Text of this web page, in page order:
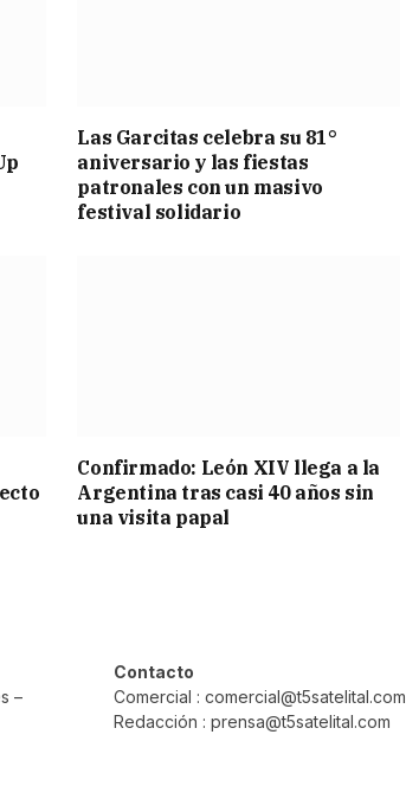
Las Garcitas celebra su 81°
aniversario y las fiestas
patronales con un masivo
festival solidario
Confirmado: León XIV llega a la
Argentina tras casi 40 años sin
una visita papal
–
Contacto
Comercial : comercial@t5satelital.com
Redacción : prensa@t5satelital.com